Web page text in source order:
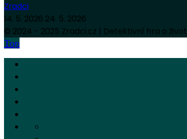
Zradci
14. 5. 2026 24. 5. 2026
© 2024 - 2025 Zradci.cz | Detektivní hra o život
Top